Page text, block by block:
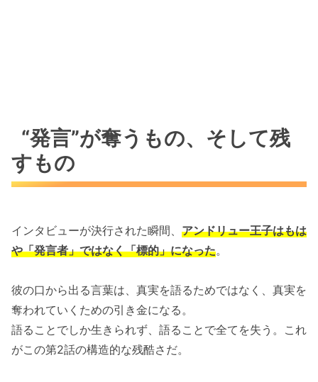
“発言”が奪うもの、そして残
すもの
インタビューが決行された瞬間、 アンドリュー王子はもは
や「発言者」ではなく「標的」になった。
彼の口から出る言葉は、真実を語るためではなく、真実を
奪われていくための引き金になる。
語ることでしか生きられず、語ることで全てを失う。これ
がこの第2話の構造的な残酷さだ。